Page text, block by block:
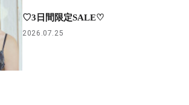
♡3日間限定SALE♡
2026.07.25